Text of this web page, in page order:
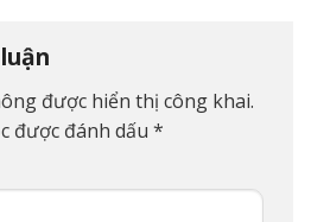
được hiển thị công khai.
được đánh dấu *